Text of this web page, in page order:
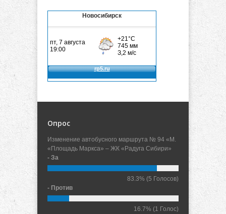
Новосибирск
Опрос
Изменение автобусного маршрута № 94 «М.
«Площадь Маркса» – ЖК «Радуга Сибири»
- За
83.3% (5 Голосов)
- Против
16.7% (1 Голос)